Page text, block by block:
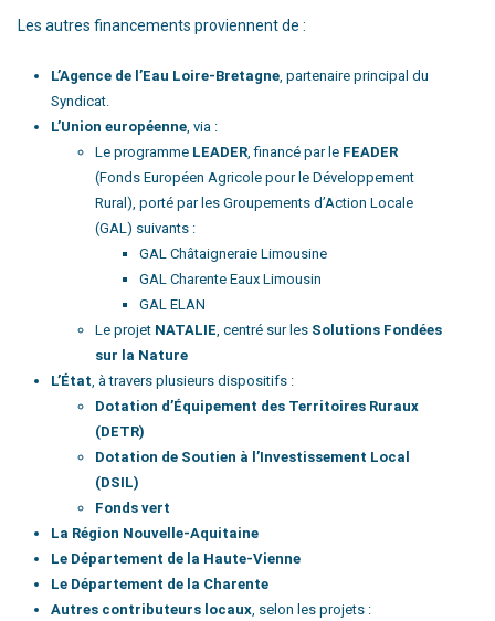
Les autres financements proviennent de :
L’Agence de l’Eau Loire-Bretagne, partenaire principal du
Syndicat.
L’Union européenne, via :
Le programme LEADER, financé par le FEADER
(Fonds Européen Agricole pour le Développement
Rural), porté par les Groupements d’Action Locale
(GAL) suivants :
GAL Châtaigneraie Limousine
GAL Charente Eaux Limousin
GAL ELAN
Le projet NATALIE, centré sur les Solutions Fondées
sur la Nature
L’État, à travers plusieurs dispositifs :
Dotation d’Équipement des Territoires Ruraux
(DETR)
Dotation de Soutien à l’Investissement Local
(DSIL)
Fonds vert
La Région Nouvelle-Aquitaine
Le Département de la Haute-Vienne
Le Département de la Charente
Autres contributeurs locaux, selon les projets :